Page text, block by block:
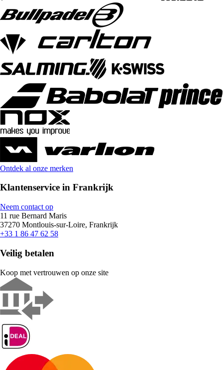
Ontdek al onze merken
Klantenservice in Frankrijk
Neem contact op
11 rue Bernard Maris
37270 Montlouis-sur-Loire, Frankrijk
+33 1 86 47 62 58
Veilig betalen
Koop met vertrouwen op onze site